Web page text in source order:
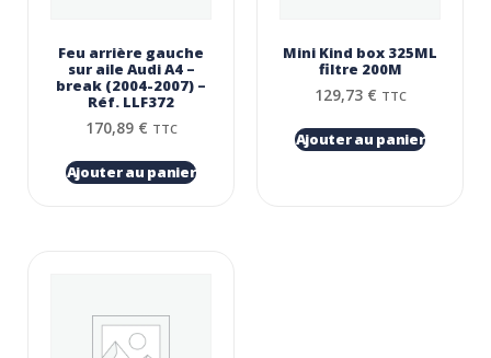
Feu arrière gauche
sur aile Audi A4 –
break (2004-2007) –
Réf. LLF372
170,89 € TTC
Ajouter au panier
Mini Kind box 325ML
filtre 200Μ
129,73 € TTC
Ajouter au panier